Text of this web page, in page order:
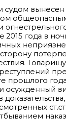
судом
2015 года в
прошлого
осужденный
ст.ст.